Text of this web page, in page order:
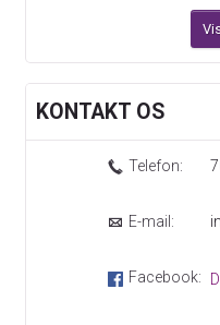
KONTAKT OS
Telefon:
E-mail:
Facebook: